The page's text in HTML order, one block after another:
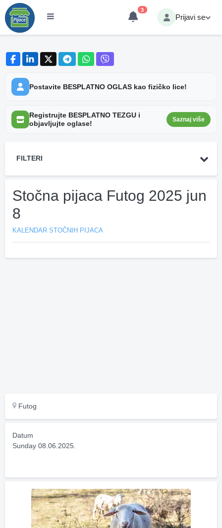
3
Prijavi se
Postavite BESPLATNO OGLAS kao fizičko lice!
Registrujte BESPLATNO TEZGU i
objavljujte oglase!
Saznaj više
FILTERI
Stočna pijaca Futog 2025 jun
8
KALENDAR STOČNIH PIJACA
Futog
Datum
Sunday 08.06.2025.